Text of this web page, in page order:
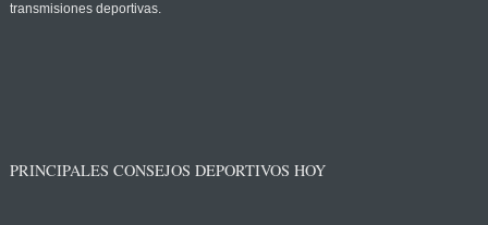
transmisiones deportivas.
PRINCIPALES CONSEJOS DEPORTIVOS HOY